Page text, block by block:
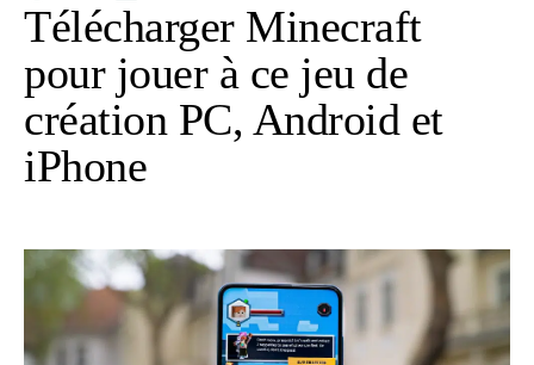
Télécharger Minecraft
pour jouer à ce jeu de
création PC, Android et
iPhone